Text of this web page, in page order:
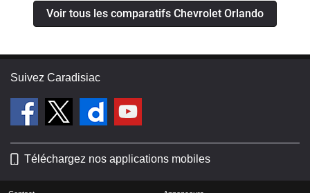
Voir tous les comparatifs Chevrolet Orlando
Suivez Caradisiac
Téléchargez nos applications mobiles